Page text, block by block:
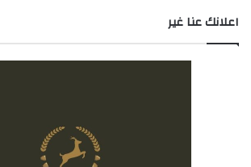
اعلانك عنا غير